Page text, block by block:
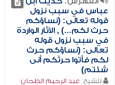
عباس في سبب نزول
قوله تعالى: (نساؤكم
حرث لكم...) , الآثار الواردة
في سبب نزول قوله
تعالى: (نساؤكم حرث
لكم فأتوا حرثكم أنى
شئتم)
للشيخ: عبد الرحيم الطحان